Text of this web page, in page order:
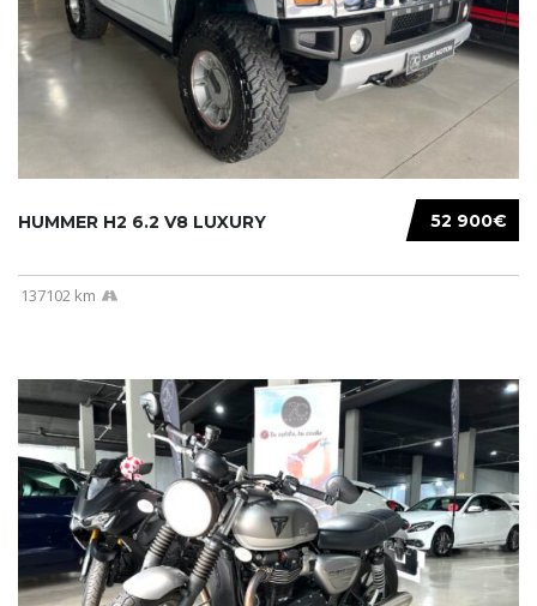
52 900€
HUMMER H2 6.2 V8 LUXURY
137102 km